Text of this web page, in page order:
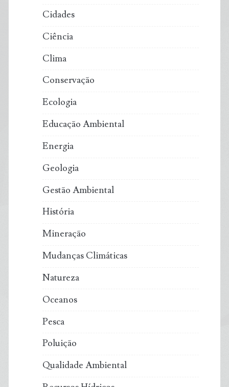
Cidades
Ciência
Clima
Conservação
Ecologia
Educação Ambiental
Energia
Geologia
Gestão Ambiental
História
Mineração
Mudanças Climáticas
Natureza
Oceanos
Pesca
Poluição
Qualidade Ambiental